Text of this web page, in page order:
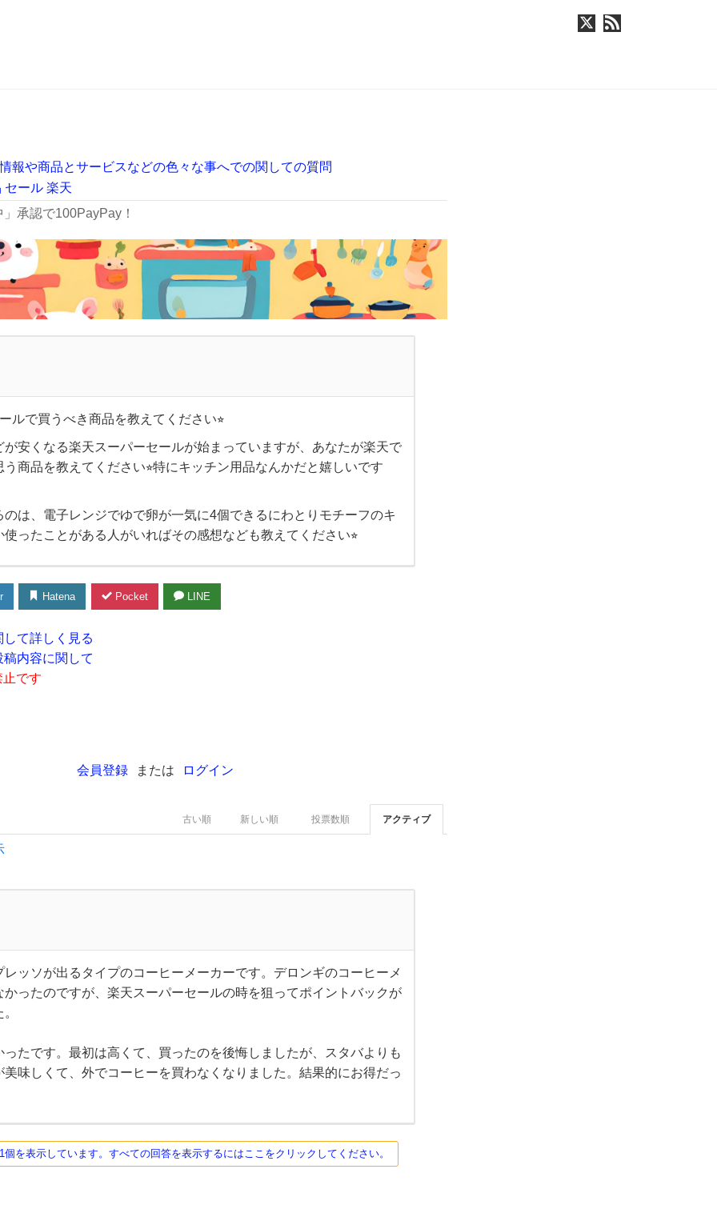
報や商品とサービスなどの色々な事へでの関しての質問
セール 楽天
承認で100PayPay！
ルで買うべき商品を教えてください⭐︎
安くなる楽天スーパーセールが始まっていますが、あなたが楽天で
商品を教えてください⭐︎特にキッチン用品なんかだと嬉しいです
は、電子レンジでゆで卵が一気に4個できるにわとりモチーフのキ
ったことがある人がいればその感想なども教えてください⭐︎
Hatena Pocket LINE
て詳しく見る
内容に関して
です
会員登録 または ログイン
アクティブ
投票数順
新しい順
古い順
ッソが出るタイプのコーヒーメーカーです。デロンギのコーヒーメ
ったのですが、楽天スーパーセールの時を狙ってポイントバックが
たです。最初は高くて、買ったのを後悔しましたが、スタバよりも
味しくて、外でコーヒーを買わなくなりました。結果的にお得だっ
個を表示しています。すべての回答を表示するにはここをクリックしてください。